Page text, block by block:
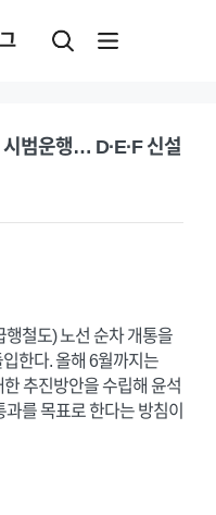
범운행… D·E·F 신설
철도) 노선 순차 개통을
한다. 올해 6월까지는
추진방안을 수립해 윤석
를 목표로 한다는 방침이